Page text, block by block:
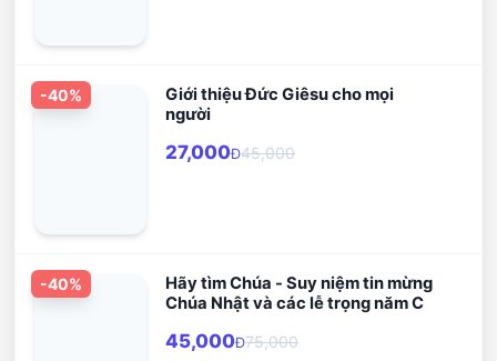
-40%
Giới thiệu Đức Giêsu cho mọi
người
27,000Đ45,000
-40%
Hãy tìm Chúa - Suy niệm tin mừng
Chúa Nhật và các lễ trọng năm C
45,000Đ75,000